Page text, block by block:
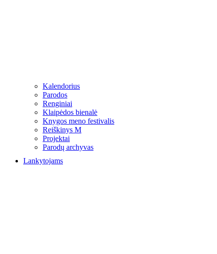
Kalendorius
Parodos
Renginiai
Klaipėdos bienalė
Knygos meno festivalis
Reiškinys M
Projektai
Parodų archyvas
Lankytojams